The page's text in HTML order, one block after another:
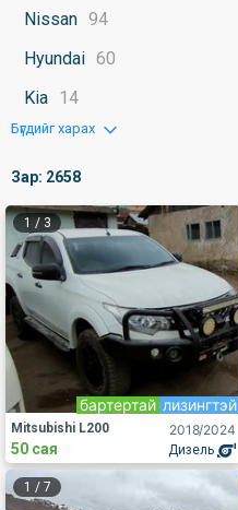
Nissan 94
Hyundai 60
Kia 14
Бүгдийг харах
Зар: 2658
1 / 3
2018/2024
Дизель
лизингтэй
бартертай
Mitsubishi L200
50 сая
1 / 7